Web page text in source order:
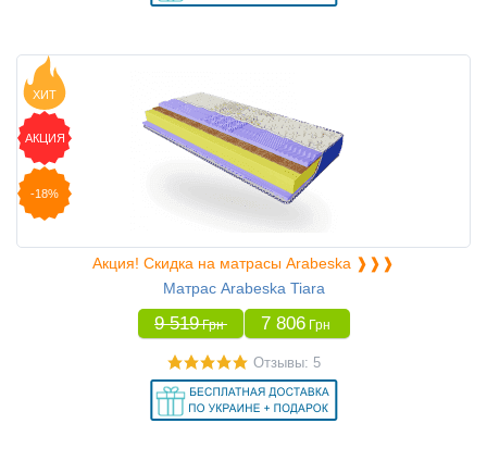
ХИТ
АКЦИЯ
-18%
Акция! Скидка на матрасы Arabeska ❱❱❱
Матрас Arabeska Tiara
9 519 Грн 7 806 Грн
Отзывы: 5